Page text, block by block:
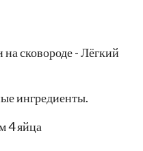
ингредиенты.
4 яйца